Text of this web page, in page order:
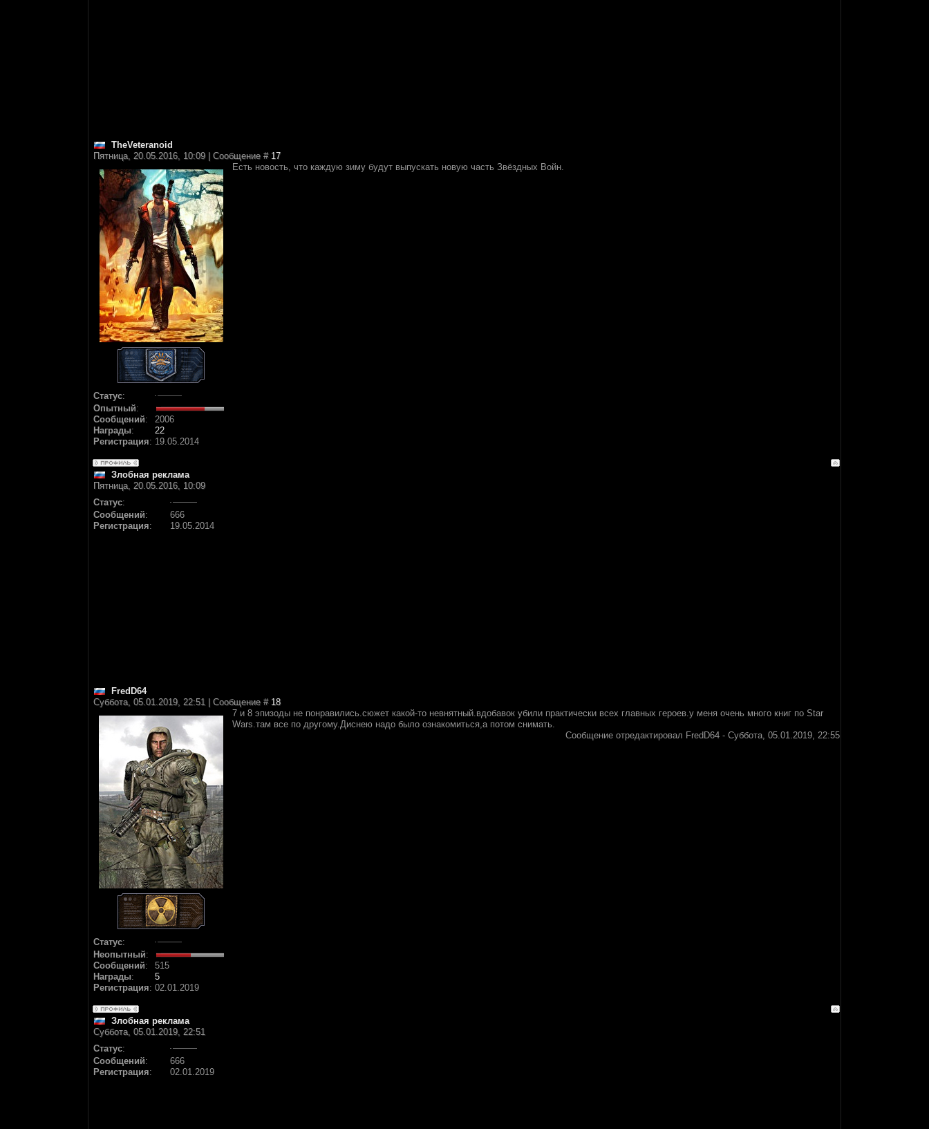
TheVeteranoid
Пятница, 20.05.2016, 10:09 | Сообщение # 17
Статус:
Опытный:
Сообщений:
2006
Награды:
22
Регистрация: 19.05.2014
Есть новость, что каждую зиму будут выпускать новую часть Звёздных Войн.
Злобная реклама
Пятница, 20.05.2016, 10:09
Статус:
Сообщений:
666
Регистрация: 19.05.2014
FredD64
Суббота, 05.01.2019, 22:51 | Сообщение # 18
Статус:
Неопытный:
Сообщений:
515
Награды:
5
Регистрация: 02.01.2019
7 и 8 эпизоды не понравились.сюжет какой-то невнятный.вдобавок убили практически всех главных героев.у меня очень много книг по Star
Wars.там все по другому.Диснею надо было ознакомиться,а потом снимать.
Сообщение отредактировал FredD64 - Суббота, 05.01.2019, 22:55
Злобная реклама
Суббота, 05.01.2019, 22:51
Статус:
Сообщений:
666
Регистрация: 02.01.2019